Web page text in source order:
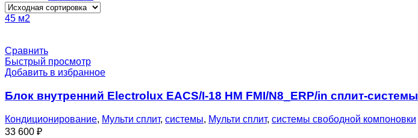
45 м2
Сравнить
Быстрый просмотр
Добавить в избранное
Блок внутренний Electrolux EACS/I-18 HM FMI/N8_ERP/in сплит-системы
Кондиционирование, Мульти сплит, системы, Мульти сплит, системы свободной компоновки
33 600 ₽